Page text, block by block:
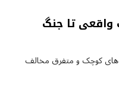
واقعی تا جنگ
کوچک و متفرق مخالف